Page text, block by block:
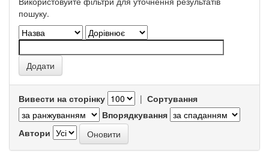
пошуку.
Вивести на сторінку | Сортування
Впорядкування
Автори